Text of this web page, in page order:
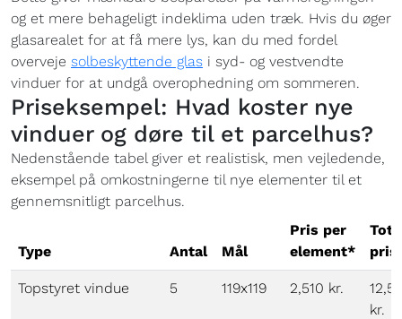
og et mere behageligt indeklima uden træk. Hvis du øger
glasarealet for at få mere lys, kan du med fordel
overveje solbeskyttende glas i syd- og vestvendte
vinduer for at undgå overophedning om sommeren.
Priseksempel: Hvad koster nye
vinduer og døre til et parcelhus?
Nedenstående tabel giver et realistisk, men vejledende,
eksempel på omkostningerne til nye elementer til et
gennemsnitligt parcelhus.
Type Antal Mål
Pris per
element*
pris
Topstyret vindue 5 119x119 2,510 kr.
kr.